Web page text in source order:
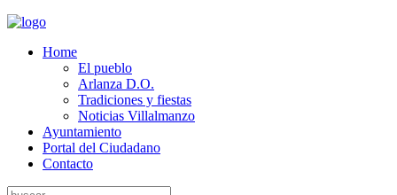
Home
El pueblo
Arlanza D.O.
Tradiciones y fiestas
Noticias Villalmanzo
Ayuntamiento
Portal del Ciudadano
Contacto